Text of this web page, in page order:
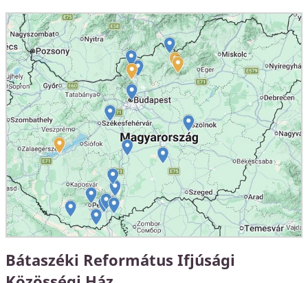
Bátaszéki Református Ifjúsági